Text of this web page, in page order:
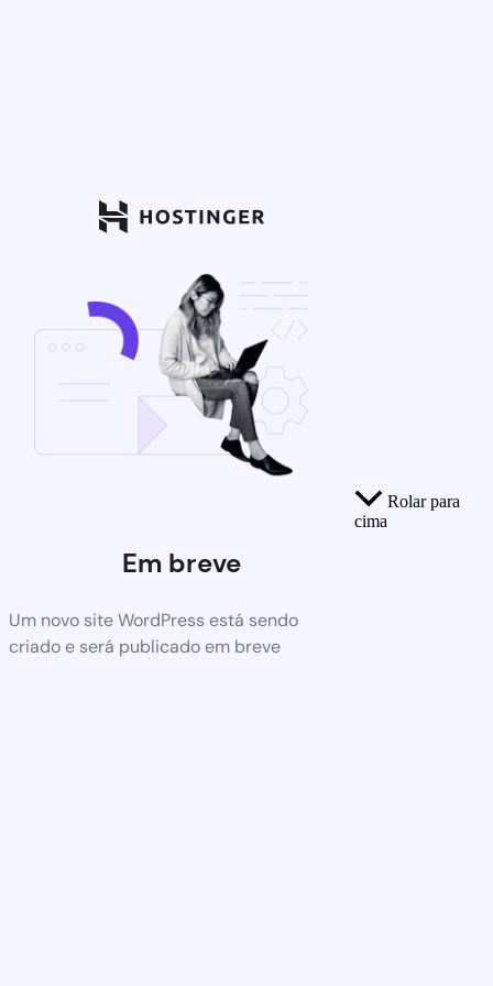
Em breve
Um novo site WordPress está sendo
criado e será publicado em breve
Rolar para
cima